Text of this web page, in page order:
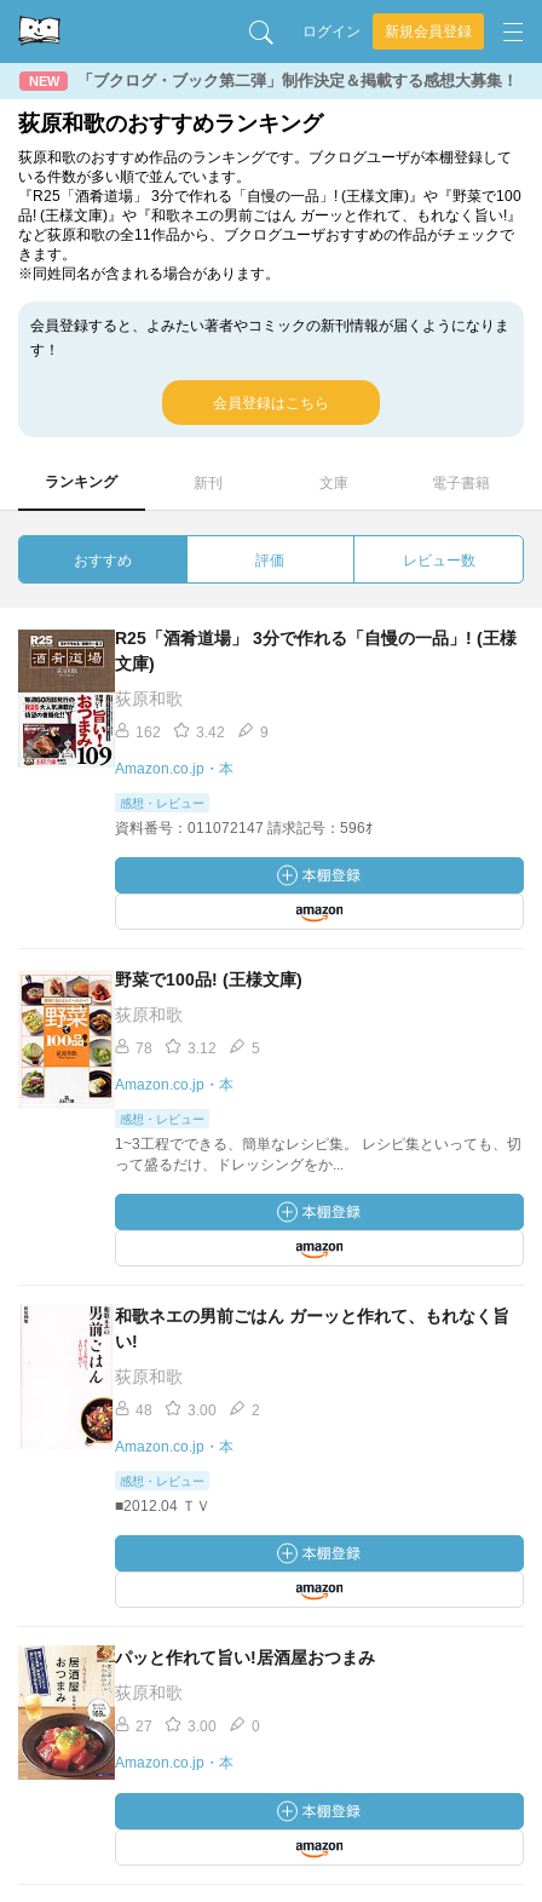
ログイン 新規会員登録
NEW 「ブクログ・ブック第二弾」制作決定＆掲載する感想大募集！
荻原和歌のおすすめランキング
荻原和歌のおすすめ作品のランキングです。ブクログユーザが本棚登録して
いる件数が多い順で並んでいます。
『R25「酒肴道場」 3分で作れる「自慢の一品」! (王様文庫)』や『野菜で100
品! (王様文庫)』や『和歌ネエの男前ごはん ガーッと作れて、もれなく旨い!』
など荻原和歌の全11作品から、ブクログユーザおすすめの作品がチェックで
きます。
※同姓同名が含まれる場合があります。
会員登録すると、よみたい著者やコミックの新刊情報が届くようになりま
す！
会員登録はこちら
ランキング 新刊 文庫 電子書籍
おすすめ 評価 レビュー数
R25「酒肴道場」 3分で作れる「自慢の一品」! (王様
文庫)
荻原和歌
162 3.42 9
Amazon.co.jp・本
感想・レビュー
資料番号：011072147 請求記号：596ｵ
野菜で100品! (王様文庫)
荻原和歌
78 3.12 5
Amazon.co.jp・本
感想・レビュー
1~3工程でできる、簡単なレシピ集。 レシピ集といっても、切
って盛るだけ、ドレッシングをか...
和歌ネエの男前ごはん ガーッと作れて、もれなく旨
い!
荻原和歌
48 3.00 2
Amazon.co.jp・本
感想・レビュー
■2012.04 ＴＶ
パッと作れて旨い!居酒屋おつまみ
荻原和歌
27 3.00 0
Amazon.co.jp・本